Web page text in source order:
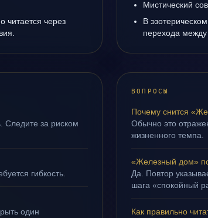
читается через
Мистический
В
перехода
Следите за риском
гибкость.
один
ВОПРОСЫ
Почему снится
Обычно это
жизненного темпа.
«Железный дом»
Да. Повтор
шага «спокойный
Как правильно